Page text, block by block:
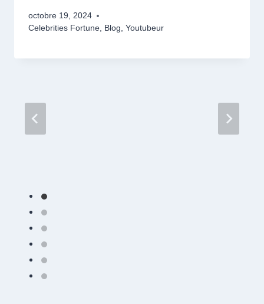
octobre 19, 2024
Celebrities Fortune, Blog, Youtubeur